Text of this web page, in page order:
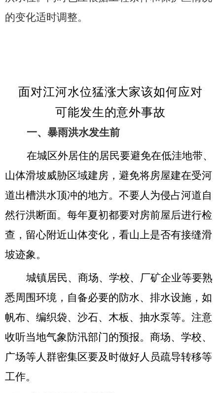
的变化适时调整。
面对江河水位猛涨大家该如何应对
可能发生的意外事故
一、 暴雨洪水发生前
在城区外居住的居民要避免在低洼地带、
山体滑坡威胁区域建房，避免将房屋建在受河
道出槽洪水顶冲的地方。不要人为侵占河道自
然行洪断面。每年夏初都要对房前屋后进行检
查，留心附近山体变化，看山上是否有接缝滑
坡迹象。
城镇居民、商场、学校、厂矿企业等要熟
悉周围环境，自备必要的防水、排水设施，如
帆布、编织袋、沙石、木板、抽水泵等。注意
收听当地气象防汛部门的预报。商场、学校、
广场等人群密集区要及时做好人员疏导转移等
工作。